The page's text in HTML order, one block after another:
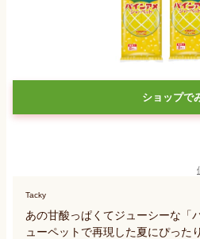
ショップで
Tacky
あの甘酸っぱくてジューシーな「
ューペットで再現した夏にぴった